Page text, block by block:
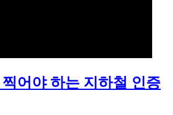
어야 하는 지하철 인증